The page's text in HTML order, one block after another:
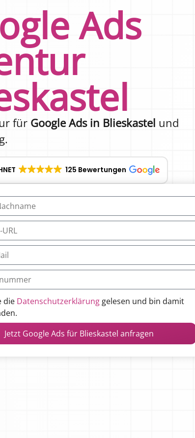
Ads
für Google Ads in Blieskastel und
125 Bewertungen
die Datenschutzerklärung gelesen und bin damit
Jetzt Google Ads für Blieskastel anfragen